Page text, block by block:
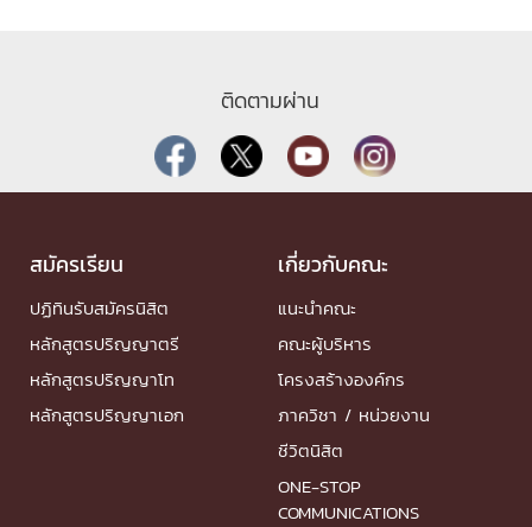
ติดตามผ่าน
สมัครเรียน
ปฏิทินรับสมัครนิสิต
หลักสูตรปริญญาตรี
หลักสูตรปริญญาโท
หลักสูตรปริญญาเอก
เกี่ยวกับคณะ
แนะนำคณะ
คณะผู้บริหาร
โครงสร้างองค์กร
ภาควิชา / หน่วยงาน
ชีวิตนิสิต
ONE-STOP
COMMUNICATIONS